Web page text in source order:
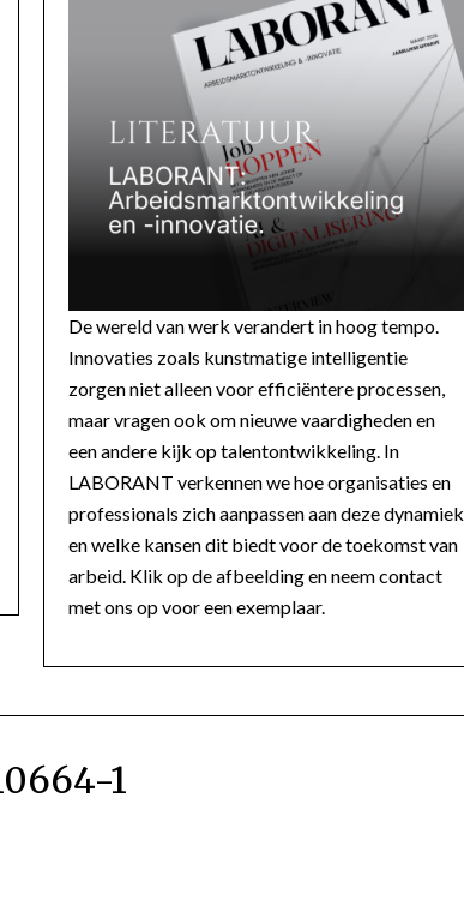
De wereld van werk verandert in hoog tempo.
Innovaties zoals kunstmatige intelligentie
zorgen niet alleen voor efficiëntere processen,
maar vragen ook om nieuwe vaardigheden en
een andere kijk op talentontwikkeling. In
LABORANT verkennen we hoe organisaties en
professionals zich aanpassen aan deze dynamiek
en welke kansen dit biedt voor de toekomst van
arbeid. Klik op de afbeelding en neem contact
met ons op voor een exemplaar.
1